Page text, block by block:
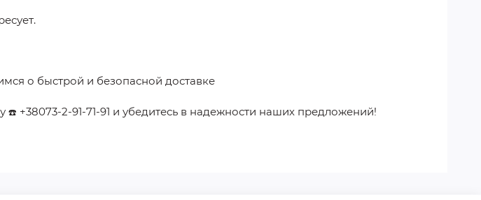
о быстрой и безопасной доставке
☎️ +38073-2-91-71-91 и убедитесь в надежности наших предложений!